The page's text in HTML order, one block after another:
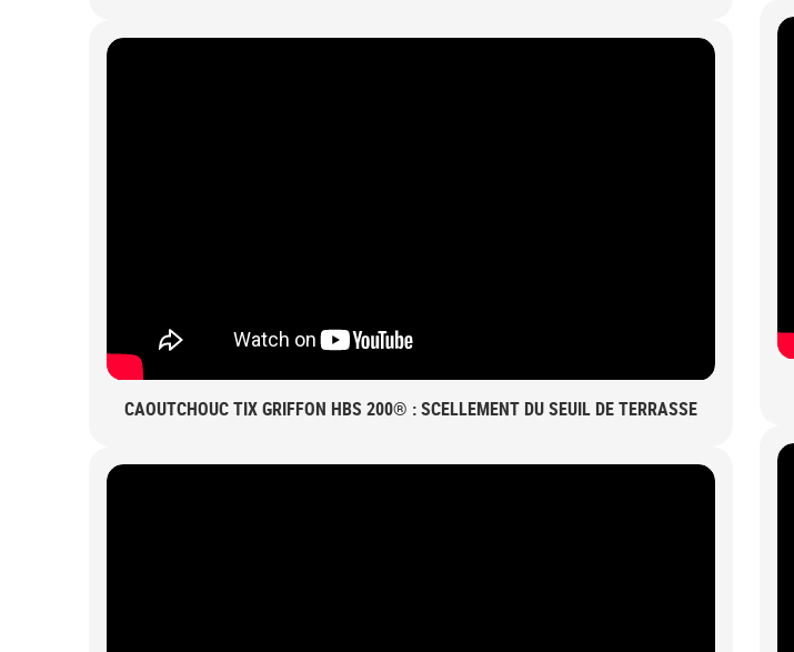
CAOUTCHOUC TIX GRIFFON HBS 200® : SCELLEMENT DU SEUIL DE TERRASSE